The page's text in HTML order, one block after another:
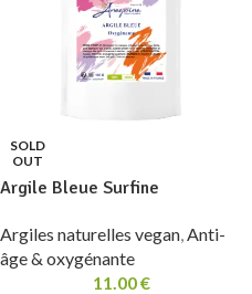
SOLD
OUT
Argile Bleue Surfine
Argiles naturelles vegan,Anti-
âge & oxygénante
11.00€